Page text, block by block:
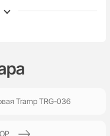
Stonewash
Tramp TRG-036